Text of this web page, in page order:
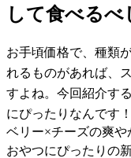
して食べるべ
お手頃価格で、種類
れるものがあれば、
すよね。今回紹介す
にぴったりなんです！
ベリー×チーズの爽や
おやつにぴったりの